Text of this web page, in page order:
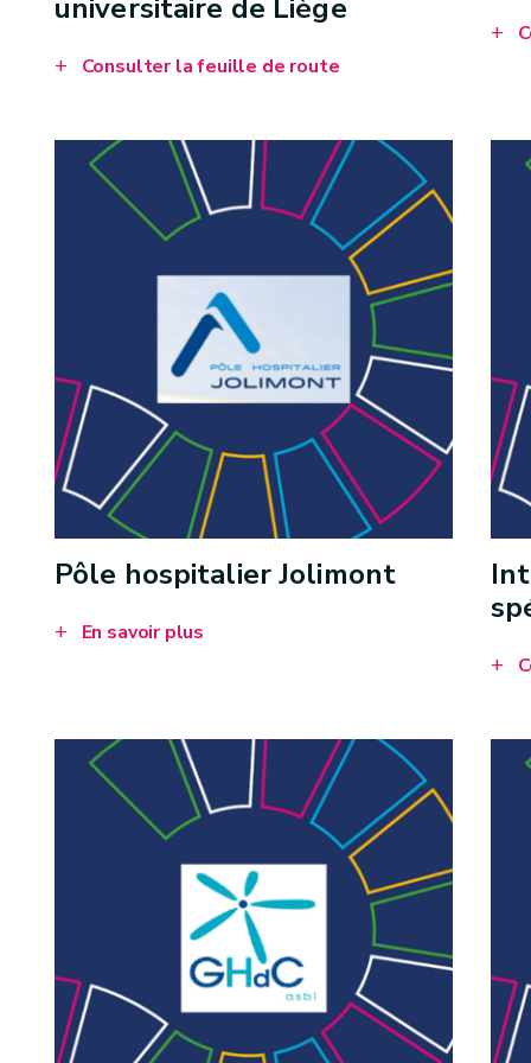
universitaire de Liège
Consulter la feuille de route
Pôle hospitalier Jolimont
En savoir plus